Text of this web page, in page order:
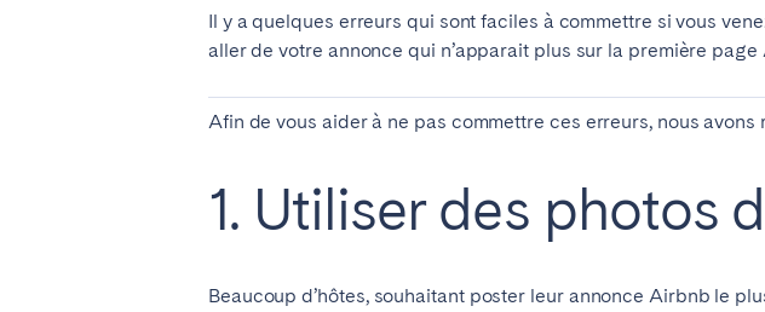
Il y a quelques erreurs qui sont faciles à commettre si vous
aller de votre annonce qui n’apparait plus sur la première
Afin de vous aider à ne pas commettre ces erreurs, nous
1. Utiliser des photos
Beaucoup d’hôtes, souhaitant poster leur annonce Airbnb le
Riyadh
ESPAGNE
Mallorca
Marbella